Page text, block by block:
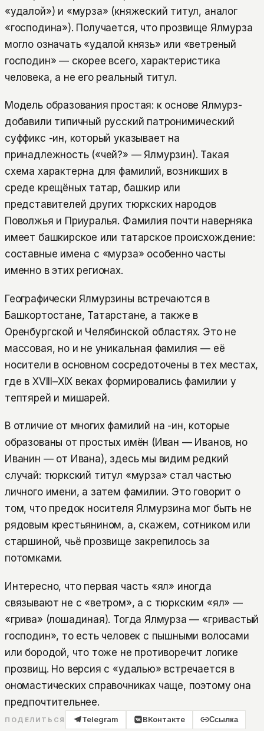
«удалой») и «мурза» (княжеский титул, аналог
«господина»). Получается, что прозвище Ялмурза
могло означать «удалой князь» или «ветреный
господин» — скорее всего, характеристика
человека, а не его реальный титул.
Модель образования простая: к основе Ялмурз-
добавили типичный русский патронимический
суффикс -ин, который указывает на
принадлежность («чей?» — Ялмурзин). Такая
схема характерна для фамилий, возникших в
среде крещёных татар, башкир или
представителей других тюркских народов
Поволжья и Приуралья. Фамилия почти наверняка
имеет башкирское или татарское происхождение:
составные имена с «мурза» особенно часты
именно в этих регионах.
Географически Ялмурзины встречаются в
Башкортостане, Татарстане, а также в
Оренбургской и Челябинской областях. Это не
массовая, но и не уникальная фамилия — её
носители в основном сосредоточены в тех местах,
где в XVIII–XIX веках формировались фамилии у
тептярей и мишарей.
В отличие от многих фамилий на -ин, которые
образованы от простых имён (Иван — Иванов, но
Иванин — от Ивана), здесь мы видим редкий
случай: тюркский титул «мурза» стал частью
личного имени, а затем фамилии. Это говорит о
том, что предок носителя Ялмурзина мог быть не
рядовым крестьянином, а, скажем, сотником или
старшиной, чьё прозвище закрепилось за
потомками.
Интересно, что первая часть «ял» иногда
связывают не с «ветром», а с тюркским «ял» —
«грива» (лошадиная). Тогда Ялмурза — «гривастый
господин», то есть человек с пышными волосами
или бородой, что тоже не противоречит логике
прозвищ. Но версия с «удалью» встречается в
ономастических справочниках чаще, поэтому она
предпочтительнее.
ПОДЕЛИТЬСЯ Telegram ВКонтакте Ссылка